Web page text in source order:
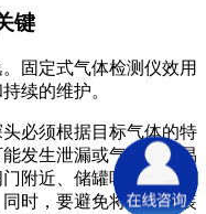
键
固定式气体检测仪效用
续的维护。
必须根据目标气体的特
发生泄漏或气体最容易
附近、储罐呼吸口以及
时，要避免将探头安装